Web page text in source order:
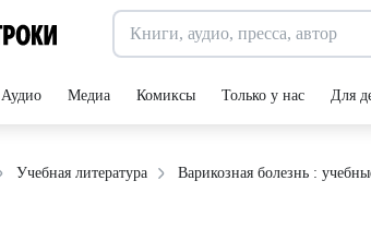
Аудио Медиа Комиксы Только у нас Для
Учебная литература Варикозная болезнь :